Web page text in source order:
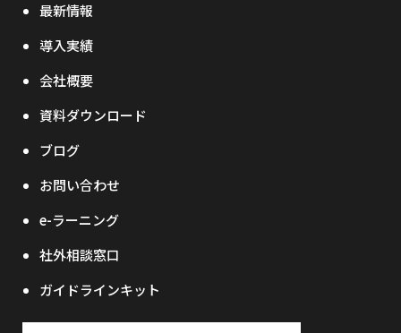
最新情報
導入実績
会社概要
資料ダウンロード
ブログ
お問い合わせ
e-ラーニング
社外相談窓口
ガイドラインキット